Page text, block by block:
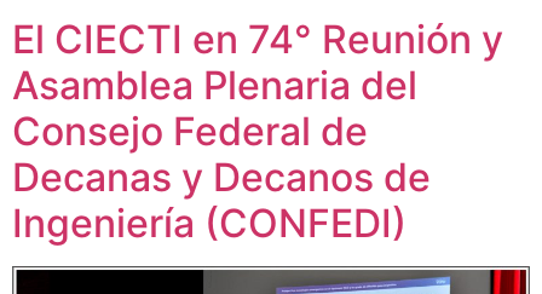
El CIECTI en 74° Reunión y
Asamblea Plenaria del
Consejo Federal de
Decanas y Decanos de
Ingeniería (CONFEDI)